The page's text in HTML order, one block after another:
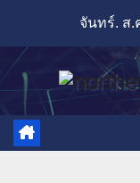
content
จันทร์. ส.